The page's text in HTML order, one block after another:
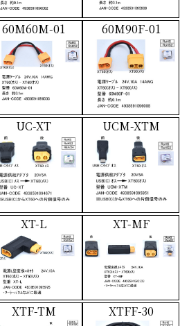
60M60M-01 60M90F-01
UC-XT UCM-XTM
XT-L XT-MF
XTF-TM XTFF-30